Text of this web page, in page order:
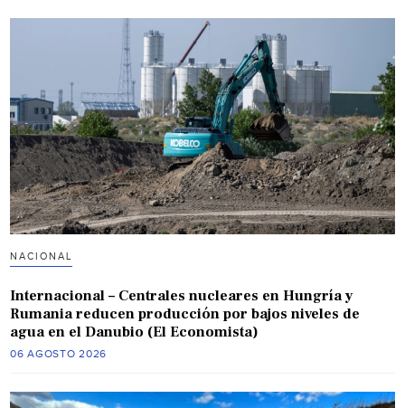
NACIONAL
Internacional – Centrales nucleares en Hungría y
Rumania reducen producción por bajos niveles de
agua en el Danubio (El Economista)
06 AGOSTO 2026